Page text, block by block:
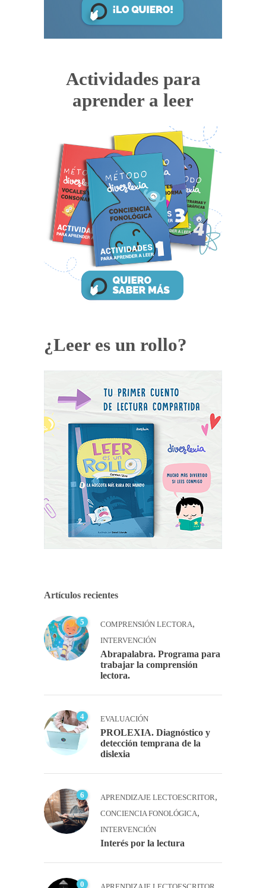
Actividades para
aprender a leer
¿Leer es un rollo?
Artículos recientes
5 COMPRENSIÓN LECTORA,
INTERVENCIÓN
Abrapalabra. Programa para
trabajar la comprensión
lectora.
4 EVALUACIÓN
PROLEXIA. Diagnóstico y
detección temprana de la
dislexia
6 APRENDIZAJE LECTOESCRITOR,
CONCIENCIA FONOLÓGICA,
INTERVENCIÓN
Interés por la lectura
0